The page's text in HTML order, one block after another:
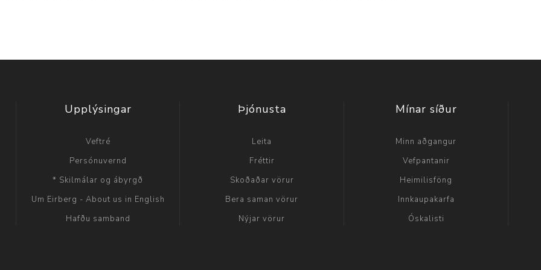
Upplýsingar
Veftré
Persónuvernd
* Skilmálar og ábyrgð
Um Eirberg - About us in English
Hafðu samband
Þjónusta
Leita
Fréttir
Skoðaðar vörur
Bera saman vörur
Nýjar vörur
Mínar síður
Minn aðgangur
Vefpantanir
Heimilisföng
Innkaupakarfa
Óskalisti